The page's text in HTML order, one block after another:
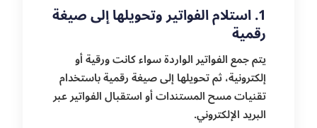
1. استلام الفواتير وتحويلها إلى صيغة
رقمية
يتم جمع الفواتير الواردة سواء كانت ورقية أو
إلكترونية، ثم تحويلها إلى صيغة رقمية باستخدام
تقنيات مسح المستندات أو استقبال الفواتير عبر
البريد الإلكتروني.